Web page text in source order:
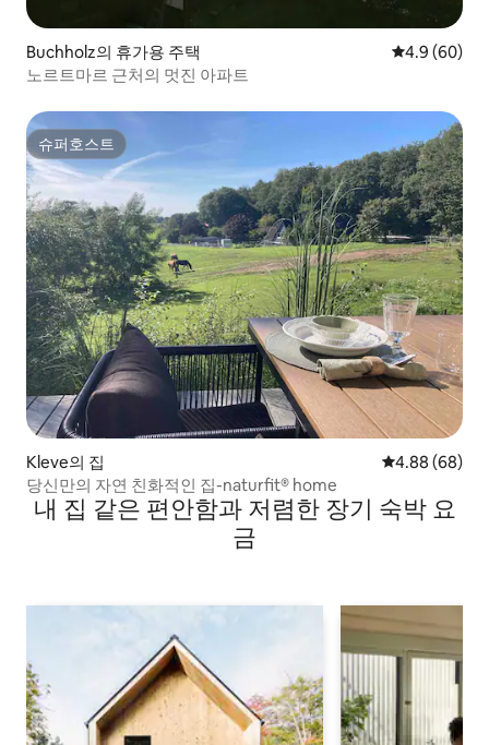
Buchholz의 휴가용 주택 평점 4.9점(5
4.9 (60)
노르트마르 근처의 멋진 아파트
슈퍼호스트
슈퍼호스트
Kleve의 집 평점 4.88점(5
4.88 (68)
당신만의 자연 친화적인 집-naturfit® home
내 집 같은 편안함과 저렴한 장기 숙박 요
금